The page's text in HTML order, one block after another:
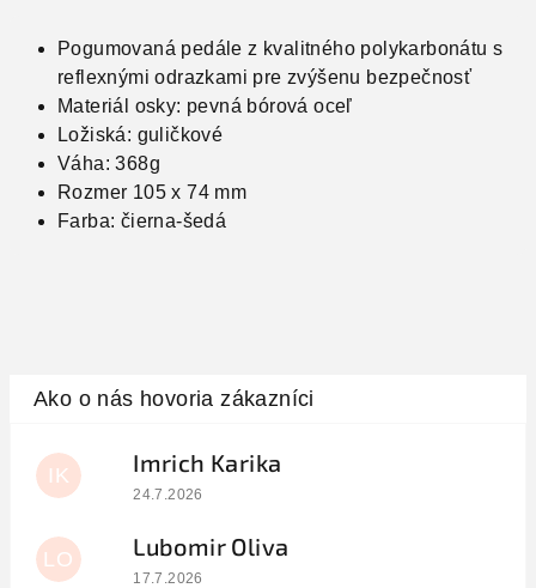
Pogumovaná pedále z kvalitného polykarbonátu s
reflexnými odrazkami pre zvýšenu bezpečnosť
Materiál osky: pevná bórová oceľ
Ložiská: guličkové
Váha: 368g
Rozmer 105 x 74 mm
Farba: čierna-šedá
IK Imrich Karika
Hodnotenie obchodu je 5 z 5 hviezdičiek.
24.7.2026
LO Lubomir Oliva
Hodnotenie obchodu je 5 z 5 hviezdičiek.
17.7.2026